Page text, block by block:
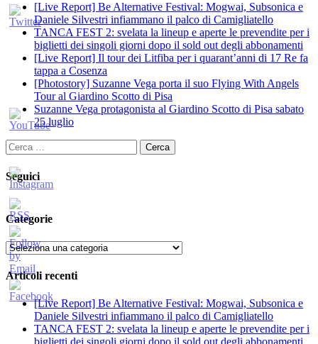
[Live Report] Be Alternative Festival: Mogwai, Subsonica e
Daniele Silvestri infiammano il palco di Camigliatello
TANCA FEST 2: svelata la lineup e aperte le prevendite per i
biglietti dei singoli giorni dopo il sold out degli abbonamenti
[Live Report] Il tour dei Litfiba per i quarant’anni di 17 Re fa
tappa a Cosenza
[Photostory] Suzanne Vega porta il suo Flying With Angels
Tour al Giardino Scotto di Pisa
Suzanne Vega protagonista al Giardino Scotto di Pisa sabato
25 luglio
Ricerca
per:
Seguici
Categorie
Categorie
Articoli recenti
[Live Report] Be Alternative Festival: Mogwai, Subsonica e
Daniele Silvestri infiammano il palco di Camigliatello
TANCA FEST 2: svelata la lineup e aperte le prevendite per i
biglietti dei singoli giorni dopo il sold out degli abbonamenti